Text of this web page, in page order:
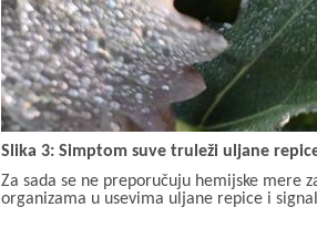
Slika 3: Simptom suve truleži uljane
Za sada se ne preporučuju hemijske mere
organizama u usevima uljane repice i